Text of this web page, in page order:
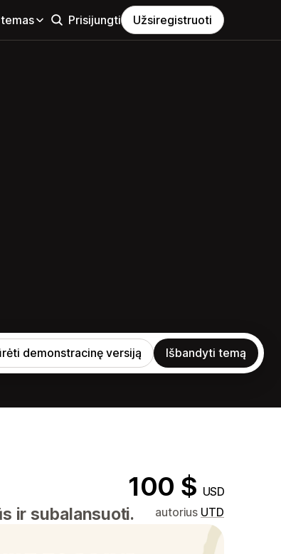
Prisijungti Užsiregistruoti
demonstracinę versiją Išbandyti temą
100 $ USD
ir subalansuoti. autorius UTD